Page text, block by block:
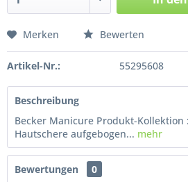
Merken Bewerten
Artikel-Nr.: 55295608
Beschreibung
Becker Manicure Produkt-Kollektion
Hautschere aufgebogen... mehr
Bewertungen
0